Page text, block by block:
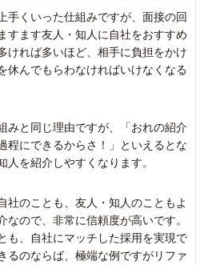
手くいった仕組みですが、面接の回
すます友人・知人に自社をおすすめ
ければ多いほど、相手に負担をかけ
休んでもらわなければいけなくなる
みと同じ理由ですが、「おれの紹介
程にできるからさ！」といえるとな
を紹介しやすくなります。
社のことも、友人・知人のこともよ
なので、非常に信頼度が高いです。
も、自社にマッチした採用を実現で
るのならば、極端な例ですがリファ